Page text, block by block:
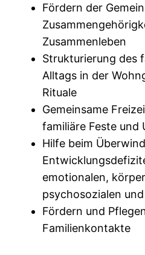
Fördern der
Zusammenleben
Strukturierung des
Alltags in der
Rituale
Gemeinsame
familiäre Feste und
Hilfe beim
emotionalen,
psychosozialen
Fördern und
Familienkontakte